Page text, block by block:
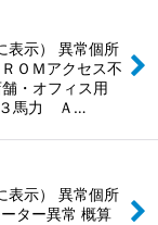
表示） 異常個所
ＯＭアクセス不
・オフィス用
３馬力 Ａ…
表示） 異常個所
ター異常 概算